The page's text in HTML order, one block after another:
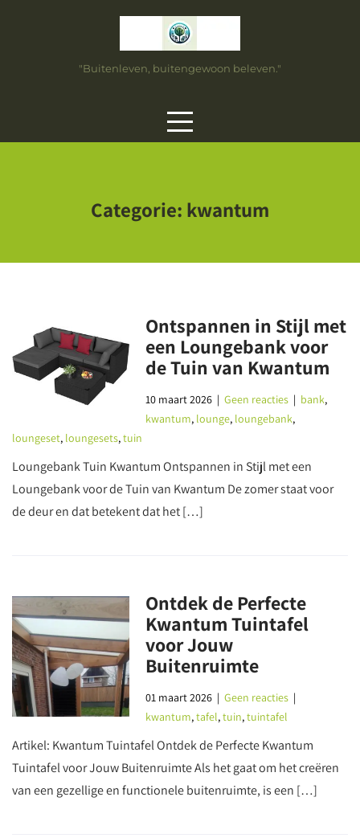
"Buitenleven, buitengewoon beleven."
Categorie: kwantum
Ontspannen in Stijl met
een Loungebank voor
de Tuin van Kwantum
10 maart 2026 |Geen reacties | bank,
kwantum, lounge, loungebank,
loungeset, loungesets,tuin
Loungebank Tuin Kwantum Ontspannen in Stijl met een
Loungebank voor de Tuin van Kwantum De zomer staat voor
de deur en dat betekent dat het […]
Ontdek de Perfecte
Kwantum Tuintafel
voor Jouw
Buitenruimte
01 maart 2026 |Geen reacties |
kwantum,tafel,tuin,tuintafel
Artikel: Kwantum Tuintafel Ontdek de Perfecte Kwantum
Tuintafel voor Jouw Buitenruimte Als het gaat om het creëren
van een gezellige en functionele buitenruimte, is een […]